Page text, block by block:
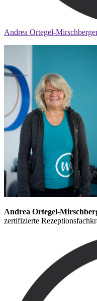
Andrea Ortegel-
Andrea Ortegel-
zertifizierte